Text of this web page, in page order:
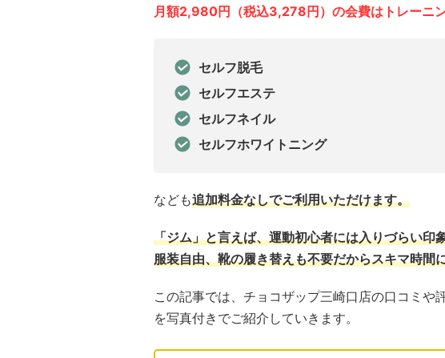
月額2,980円（税込3,278円）の会費はトレーニ
セルフ脱毛
セルフエステ
セルフネイル
セルフホワイトニング
なども追加料金なしでご利用いただけます。
「ジム」と言えば、運動初心者には入りづらい印
服装自由、靴の履き替えも不要だからスキマ時間
この記事では、チョコザップ三崎口店の口コミや
を写真付きでご紹介していきます。